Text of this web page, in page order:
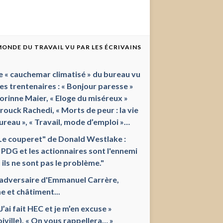
DU TRAVAIL VU PAR LES ÉCRIVAINS
« cauchemar climatisé » du bureau vu
trentenaires : « Bonjour paresse »
Maier, « Eloge du miséreux »
Rachedi, « Morts de peur : la vie
», « Travail, mode d’emploi »…
couperet" de Donald Westlake :
et les actionnaires sont l'ennemi
ils ne sont pas le problème."
d'Emmanuel Carrère,
et châtiment...
fait HEC et je m’en excuse »
« On vous rappellera… »